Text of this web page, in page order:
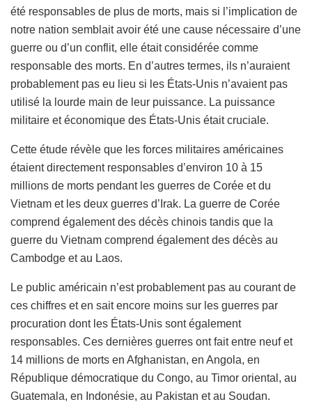
été responsables de plus de morts, mais si l’implication de
notre nation semblait avoir été une cause nécessaire d’une
guerre ou d’un conflit, elle était considérée comme
responsable des morts. En d’autres termes, ils n’auraient
probablement pas eu lieu si les États-Unis n’avaient pas
utilisé la lourde main de leur puissance. La puissance
militaire et économique des États-Unis était cruciale.
Cette étude révèle que les forces militaires américaines
étaient directement responsables d’environ 10 à 15
millions de morts pendant les guerres de Corée et du
Vietnam et les deux guerres d’Irak. La guerre de Corée
comprend également des décès chinois tandis que la
guerre du Vietnam comprend également des décès au
Cambodge et au Laos.
Le public américain n’est probablement pas au courant de
ces chiffres et en sait encore moins sur les guerres par
procuration dont les États-Unis sont également
responsables. Ces dernières guerres ont fait entre neuf et
14 millions de morts en Afghanistan, en Angola, en
République démocratique du Congo, au Timor oriental, au
Guatemala, en Indonésie, au Pakistan et au Soudan.